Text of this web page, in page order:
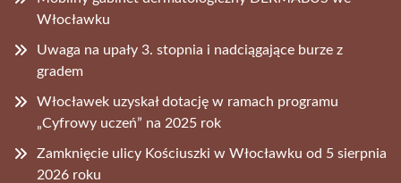
Włocławku
Uwaga na upały 3. stopnia i nadciągające burze z
gradem
Włocławek uzyskał dotację w ramach programu
„Cyfrowy uczeń” na 2025 rok
Zamknięcie ulicy Kościuszki w Włocławku od 5 sierpnia
2026 roku